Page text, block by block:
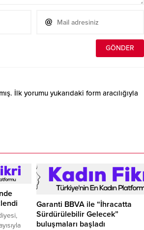
İlk yorumu yukarıdaki form aracılığıyla
Garanti BBVA ile “İhracatta
Sürdürülebilir Gelecek”
buluşmaları başladı